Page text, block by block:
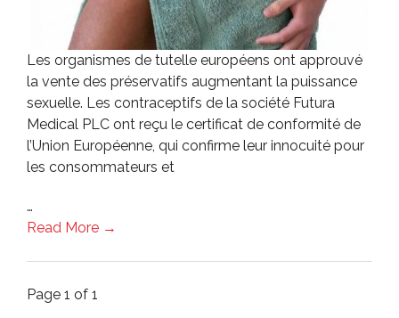
Les organismes de tutelle européens ont approuvé
la vente des préservatifs augmentant la puissance
sexuelle. Les contraceptifs de la société Futura
Medical PLC ont reçu le certificat de conformité de
l’Union Européenne, qui confirme leur innocuité pour
les consommateurs et
…
Read More →
Page 1 of 1